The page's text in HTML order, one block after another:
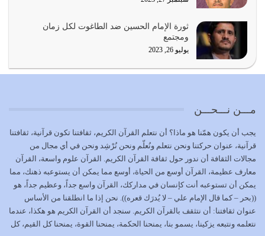
كل زمان…
يوليو 19, 2026
الوظيفة عبارة عن مسؤولية يجب النهوض بها كما ينبغي لكي
وَالْمُنْفِقِينَ…
يوليو 17, 2026
الاعتصام بحبل الله أمر إلهي للمؤمنين وهو بمثابة سبب بينهم
وبين الله يترتب عليه النصر…
يوليو 16, 2026
إما أن نحاول أن نكون من أولياء الله فيتم على أيدينا ضرب
ثورة الإمام الحسين ضد الطاغوت لكل زمان
ومجتمع
يوليو 26, 2023
مـــن نـــحـــن
يجب أن يكون همّنا هو ماذا؟ أن نتعلم القرآن الكريم، ثقافتنا تكون قرآنية، ثقافتنا
قرآنية، عنوان حركتنا ونحن نتعلم ونُعلّم ونحن نُرْشِد ونحن في أي مجال من
مجالات الثقافة أن ندور حول ثقافة القرآن الكريم. القرآن علوم واسعة، القرآن
معارف عظيمة، القرآن أوسع من الحياة، أوسع مما يمكن أن يستوعبه ذهنك، مما
يمكن أن تستوعبه أنت كإنسان في مداركك، القرآن واسع جداً، وعظيم جداً، هو
((بحر – كما قال الإمام علي – لا يُدرَك قعره)). نحن إذا ما انطلقنا من الأساس
عنوان ثقافتنا: أن نتثقف بالقرآن الكريم. سنجد أن القرآن الكريم هو هكذا، عندما
نتعلمه ونتبعه يزكينا، يسمو بنا، يمنحنا الحكمة، يمنحنا القوة، يمنحنا كل القيم، كل